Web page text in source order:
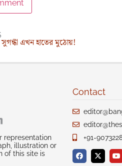
সুগন্ধী এখন হাতের মুঠোয়!
representation
illustration or
of this site is
Contact
+91-